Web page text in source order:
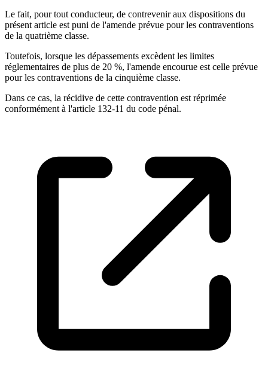
Le fait, pour tout conducteur, de contrevenir aux dispositions du
présent article est puni de l'amende prévue pour les contraventions
de la quatrième classe.
Toutefois, lorsque les dépassements excèdent les limites
réglementaires de plus de 20 %, l'amende encourue est celle prévue
pour les contraventions de la cinquième classe.
Dans ce cas, la récidive de cette contravention est réprimée
conformément à l'article 132-11 du code pénal.